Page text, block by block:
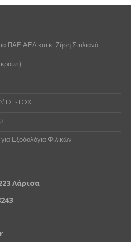
ΠΑΕ ΑΕΛ και κ. Ζήση Στυλιανό.
DE-TOX
Εξοδολόγια Φιλικών
Λάρισα